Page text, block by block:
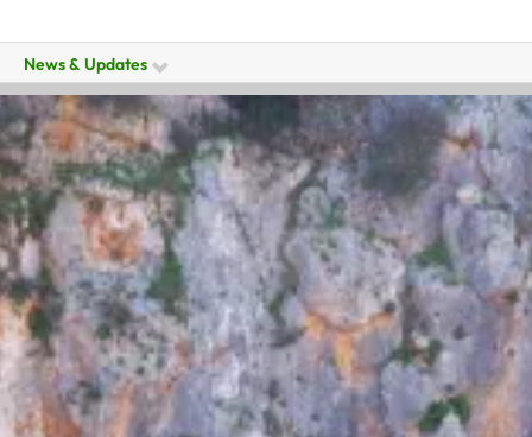
News & Updates